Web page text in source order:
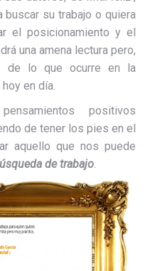
buscar su trabajo o quiera
el posicionamiento y el
una amena lectura pero,
de lo que ocurre en la
en día.
positivos
de tener los pies en el
aquello que nos puede
de trabajo.